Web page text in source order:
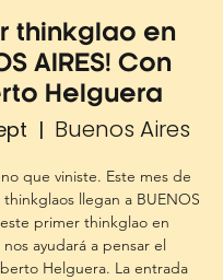
thinkglao en
AIRES! Con
Helguera
  |
Buenos Aires
que viniste. Este mes de
llegan a BUENOS
este primer thinkglao en
ayudará a pensar el
Helguera. La entrada